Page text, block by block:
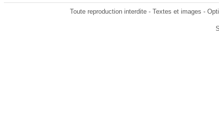
Toute reproduction interdite - Textes et images -